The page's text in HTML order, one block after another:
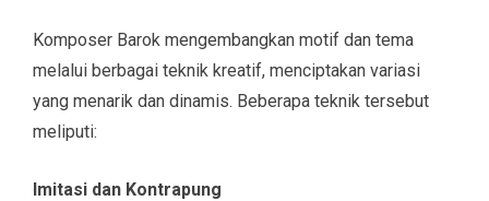
Komposer Barok mengembangkan motif dan tema
melalui berbagai teknik kreatif, menciptakan variasi
yang menarik dan dinamis. Beberapa teknik tersebut
meliputi:
Imitasi dan Kontrapung